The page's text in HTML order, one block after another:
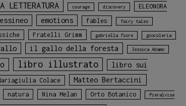
LETTERATURA courage discovery
ELEONORA
emotions fables fairy tales
Fratelli Grimm gabriella fiore giocoleria
il gallo della foresta Jessica Adamo
libro illustrato
libro sui
Colace Matteo Bertaccini
natura Nina Melan Orto Botanico Pieralvise